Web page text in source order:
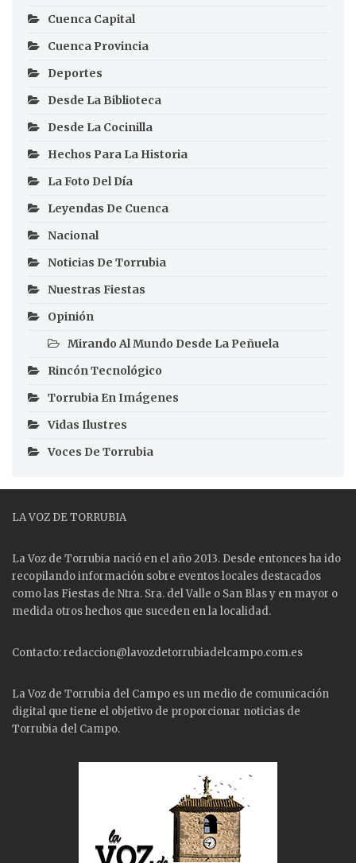
Cuenca Capital
Cuenca Provincia
Deportes
Desde La Biblioteca
Desde La Cocinilla
Hechos Para La Historia
La Foto Del Día
Leyendas De Cuenca
Nacional
Noticias De Torrubia
Nuestras Fiestas
Opinión
Mirando Al Mundo Desde La Peñuela
Rincón Tecnológico
Torrubia En Imágenes
Vidas Ilustres
Voces De Torrubia
LA VOZ DE TORRUBIA
La Voz de Torrubia nació en el año 2013. Desde entonces ha ido
recopilando información sobre eventos locales destacados
como las Fiestas de Ntra. Sra. del Valle o San Blas y en mayor o
medida otros hechos que suceden en la localidad.
Contacto: redaccion@lavozdetorrubiadelcampo.com.es
La Voz de Torrubia del Campo es un medio de comunicación
digital que tiene el objetivo de proporcionar noticias de
Torrubia del Campo.